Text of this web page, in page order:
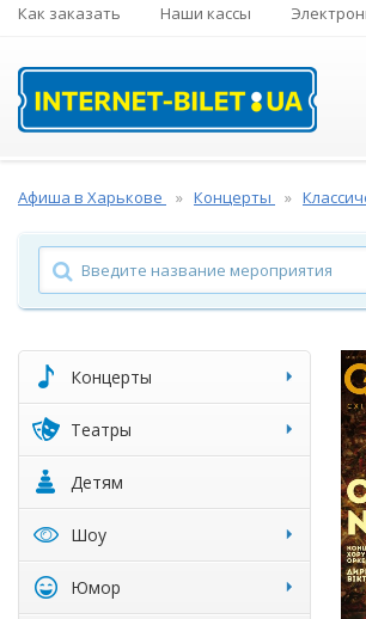
Как заказать Наши кассы
Афиша в Харькове Концерты
Концерты
Театры
Детям
Шоу
Юмор